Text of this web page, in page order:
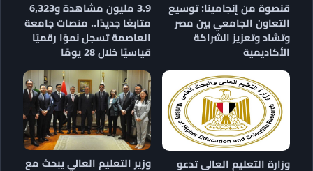
قنصوة من إنجامينا: توسيع
التعاون الجامعي بين مصر
وتشاد وتعزيز الشراكة
الأكاديمية
3.9 مليون مشاهدة و6,323
متابعًا جديدًا.. منصات جامعة
العاصمة تسجل نموًا رقميًا
قياسيًا خلال 28 يومًا
وزارة التعليم العالي تدعو
وزير التعليم العالي يبحث مع